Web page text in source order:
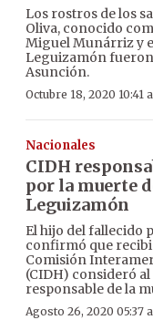
Los rostros de los
Oliva, conocido
Miguel Munárriz y
Leguizamón
Asunción.
Octubre 18, 2020 10:41
Nacionales
CIDH
por la muerte
Leguizamón
El hijo del fallecido
confirmó que
Comisión
(CIDH) consideró
responsable de la
Agosto 26, 2020 05:37